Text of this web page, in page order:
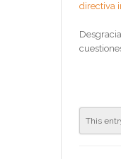
directiva
This